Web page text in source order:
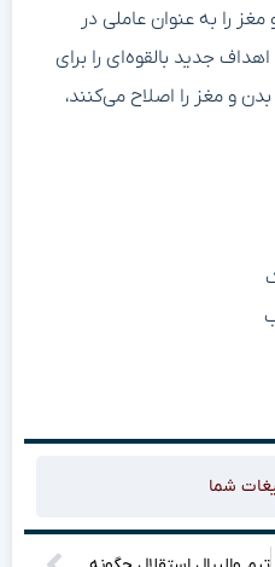
را به عنوان عاملی در
جدید بالقوه‌ای را برای
و مغز را اصلاح می‌کنند،
شما